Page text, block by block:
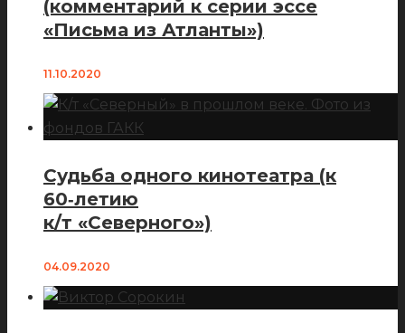
(комментарий к серии эссе
«Письма из Атланты»)
11.10.2020
Судьба одного кинотеатра (к
60‑летию
к/т «Северного»)
04.09.2020